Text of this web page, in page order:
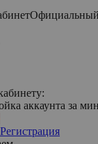
Официальный
аккаунта за